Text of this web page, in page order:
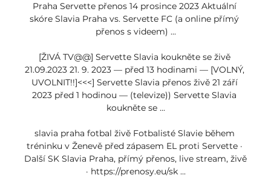
Praha Servette přenos 14 prosince 2023 Aktuální
skóre Slavia Praha vs. Servette FC (a online přímý
přenos s videem) ...
[ŽIVÁ TV@@] Servette Slavia koukněte se živě
21.09.2023 21. 9. 2023 — před 13 hodinami — [VOLNÝ,
UVOLNIT!!]<<<] Servette Slavia přenos živě 21 září
2023 před 1 hodinou — (televize)) Servette Slavia
koukněte se ...
slavia praha fotbal živě Fotbalisté Slavie během
tréninku v Ženevě před zápasem EL proti Servette ·
Další SK Slavia Praha, přímý přenos, live stream, živě
· https://prenosy.eu/sk ...